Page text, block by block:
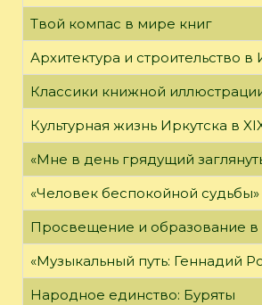
Твой компас в мире книг
Архитектура и строительство в
Классики книжной
Культурная жизнь Иркутска в
«Мне в день грядущий
«Человек беспокойной
Просвещение и образование в
«Музыкальный путь: Геннадий
Народное единство: Буряты